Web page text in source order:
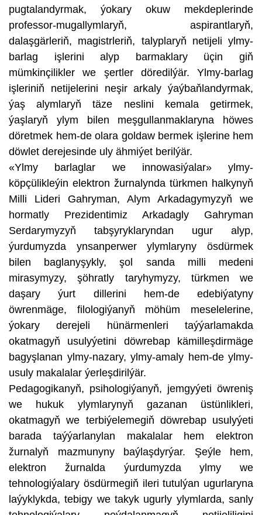
pugtalandyrmak, ýokary okuw mekdeplerinde
professor-mugallymlaryň, aspirantlaryň,
dalaşgärleriň, magistrleriň, talyplaryň netijeli ylmy-
barlag işlerini alyp barmaklary üçin giň
mümkinçilikler we şertler döredilýär. Ylmy-barlag
işleriniň netijelerini neşir arkaly ýaýbaňlandyrmak,
ýaş alymlaryň täze neslini kemala getirmek,
ýaşlaryň ylym bilen meşgullanmaklaryna höwes
döretmek hem-de olara goldaw bermek işlerine hem
döwlet derejesinde uly ähmiýet berilýär.
«Ylmy barlaglar we innowasiýalar» ylmy-
köpçülikleýin elektron žurnalynda türkmen halkynyň
Milli Lideri Gahryman, Alym Arkadagymyzyň we
hormatly Prezidentimiz Arkadagly Gahryman
Serdarymyzyň tabşyryklaryndan ugur alyp,
ýurdumyzda ynsanperwer ylymlaryny ösdürmek
bilen baglanyşykly, şol sanda milli medeni
mirasymyzy, şöhratly taryhymyzy, türkmen we
daşary ýurt dillerini hem-de edebiýatyny
öwrenmäge, filologiýanyň möhüm meselelerine,
ýokary derejeli hünärmenleri taýýarlamakda
okatmagyň usulyýetini döwrebap kämilleşdirmäge
bagyşlanan ylmy-nazary, ylmy-amaly hem-de ylmy-
usuly makalalar ýerleşdirilýär.
Pedagogikanyň, psihologiýanyň, jemgyýeti öwreniş
we hukuk ylymlarynyň gazanan üstünlikleri,
okatmagyň we terbiýelemegiň döwrebap usulyýeti
barada taýýarlanylan makalalar hem elektron
žurnalyň mazmunyny baýlaşdyrýar. Şeýle hem,
elektron žurnalda ýurdumyzda ylmy we
tehnologiýalary ösdürmegiň ileri tutulýan ugurlaryna
laýyklykda, tebigy we takyk ugurly ylymlarda, sanly